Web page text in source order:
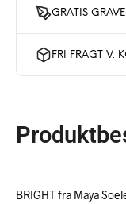
GRATIS
FRI FRAGT V.
BRIGHT fra Maya